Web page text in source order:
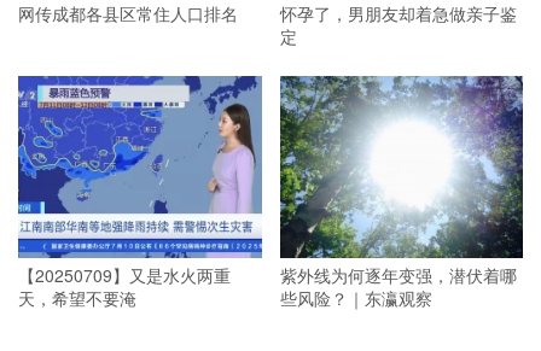
网传成都各县区常住人口排名
怀孕了，男朋友却着急做亲子鉴
定
【20250709】又是水火两重
天，希望不要淹
紫外线为何逐年变强，潜伏着哪
些风险？｜东瀛观察